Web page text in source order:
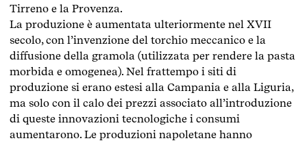
Tirreno e la Provenza.
La produzione è aumentata ulteriormente nel XVII
secolo, con l’invenzione del torchio meccanico e la
diffusione della gramola (utilizzata per rendere la pasta
morbida e omogenea). Nel frattempo i siti di
produzione si erano estesi alla Campania e alla Liguria,
ma solo con il calo dei prezzi associato all’introduzione
di queste innovazioni tecnologiche i consumi
aumentarono. Le produzioni napoletane hanno